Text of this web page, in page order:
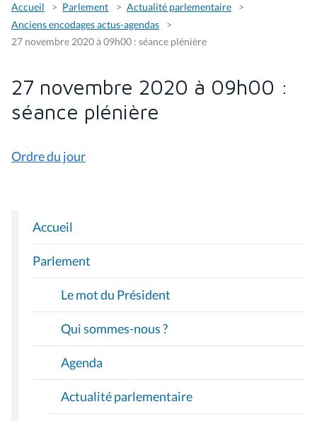
Accueil Parlement
Actualité parlementaire
Anciens encodages actus-agendas
27 novembre 2020 à 09h00 : séance plénière
27 novembre 2020 à 09h00 :
séance plénière
Ordre du jour
N
A
V
G
T
O
Accueil
Parlement
Le mot du Président
Qui sommes-nous ?
Agenda
Actualité parlementaire